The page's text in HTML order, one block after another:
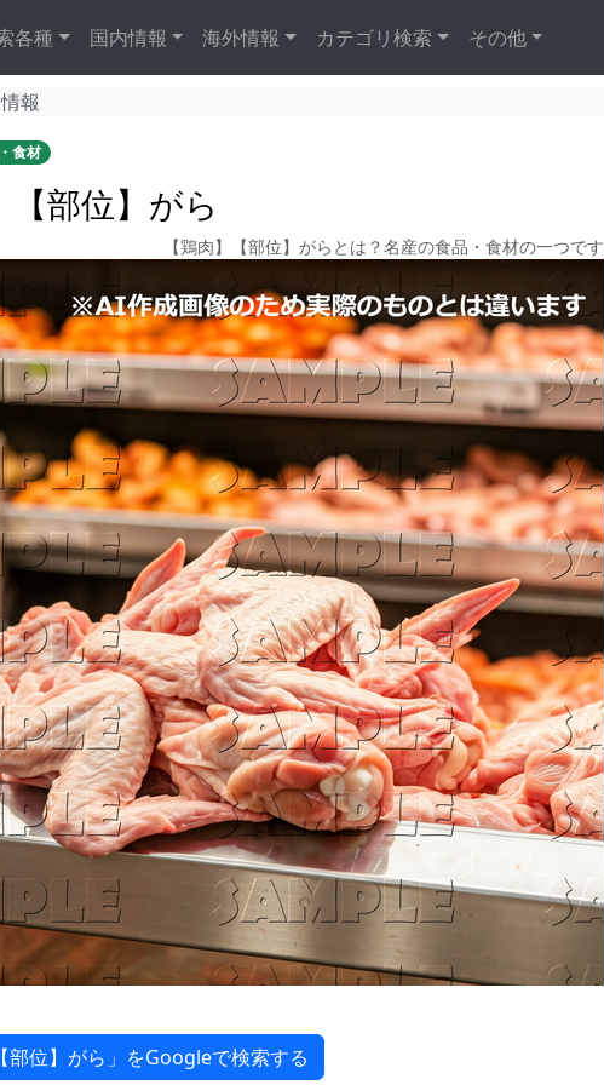
各種 国内情報 海外情報 カテゴリ検索 その他
報
食材
【部位】がら
【鶏肉】【部位】がらとは？名産の食品・食材の一つです